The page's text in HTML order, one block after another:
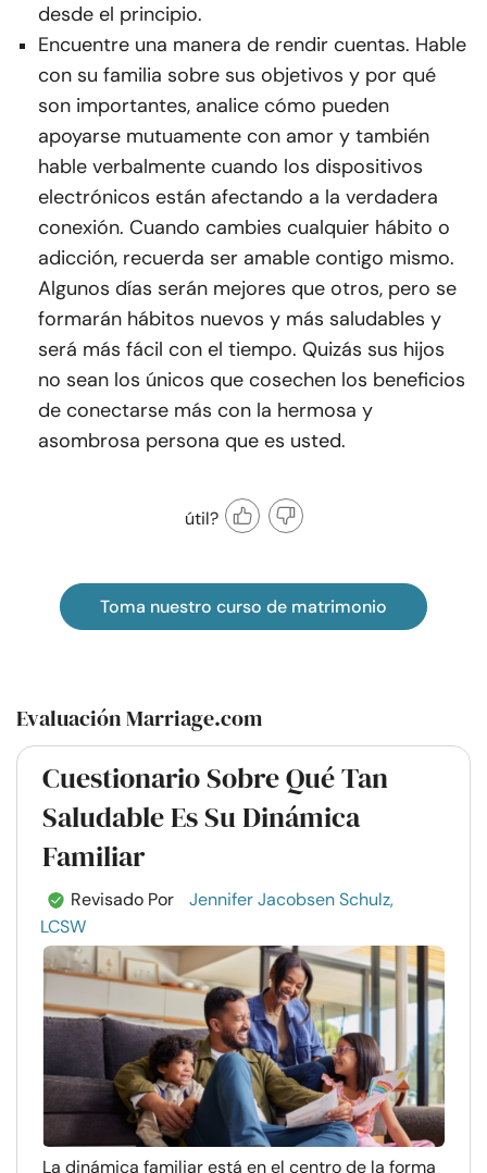
desde el principio.
Encuentre una manera de rendir cuentas. Hable
con su familia sobre sus objetivos y por qué
son importantes, analice cómo pueden
apoyarse mutuamente con amor y también
hable verbalmente cuando los dispositivos
electrónicos están afectando a la verdadera
conexión. Cuando cambies cualquier hábito o
adicción, recuerda ser amable contigo mismo.
Algunos días serán mejores que otros, pero se
formarán hábitos nuevos y más saludables y
será más fácil con el tiempo. Quizás sus hijos
no sean los únicos que cosechen los beneficios
de conectarse más con la hermosa y
asombrosa persona que es usted.
útil?
Toma nuestro curso de matrimonio
Evaluación Marriage.com
Cuestionario Sobre Qué Tan
Saludable Es Su Dinámica
Familiar
Revisado Por
Jennifer Jacobsen Schulz,
LCSW
La dinámica familiar está en el centro de la forma